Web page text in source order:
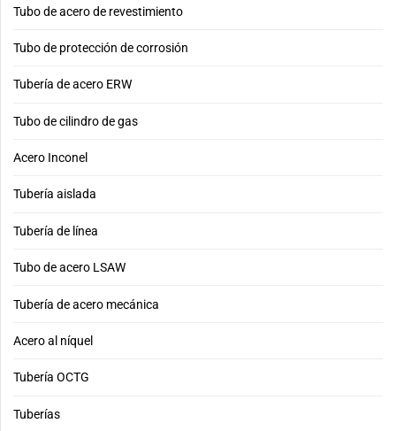
Tubo de acero de revestimiento
Tubo de protección de corrosión
Tubería de acero ERW
Tubo de cilindro de gas
Acero Inconel
Tubería aislada
Tubería de línea
Tubo de acero LSAW
Tubería de acero mecánica
Acero al níquel
Tubería OCTG
Tuberías